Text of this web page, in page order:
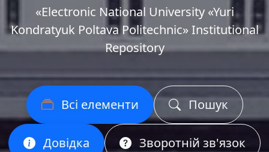
«Еlectronic National University «Yuri
Kondratyuk Poltava Politechnic» Institutional
Repository
Всі елементи Пошук
Довідка Зворотній зв'язок